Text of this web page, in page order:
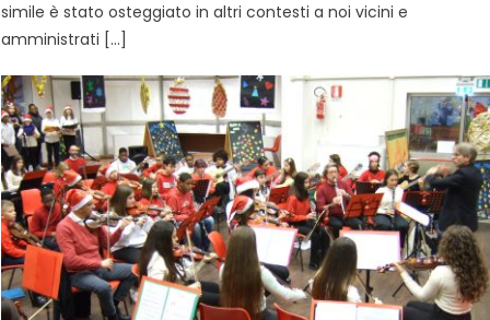
simile è stato osteggiato in altri contesti a noi vicini e
amministrati […]